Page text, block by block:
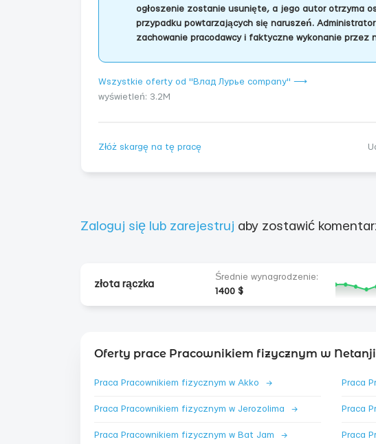
ogłoszenie zostanie usunięte, a jego autor otrzyma
przypadku powtarzających się naruszeń.
zachowanie pracodawcy i faktyczne wykonanie przez
Wszystkie oferty od "Влад Лурье company" ⟶
wyświetleń: 3.2M
Złóż skargę na tę pracę
Zaloguj się lub zarejestruj aby zostawić
złota rączka
Średnie wynagrodzenie:
1400 $
Oferty prace Pracownikiem fizycznym w
Praca Pracownikiem fizycznym w Akko → Praca
Praca Pracownikiem fizycznym w Jerozolima → Praca
Praca Pracownikiem fizycznym w Bat Jam → Praca